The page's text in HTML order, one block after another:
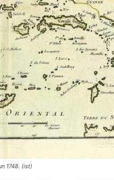
1748. (ist)